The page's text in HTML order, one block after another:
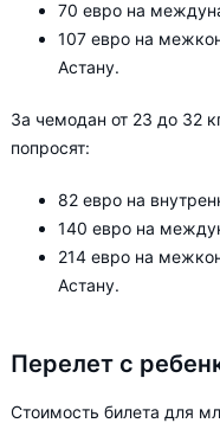
70 евро на
107 евро на
Астану.
За чемодан от 23 до 32
попросят:
82 евро на
140 евро на
214 евро на
Астану.
Перелет с
Стоимость билета для